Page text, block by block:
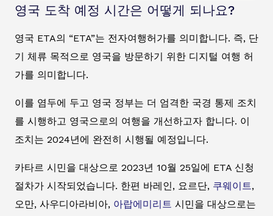
영국 도착 예정 시간은 어떻게 되나요?
영국 ETA의 “ETA”는 전자여행허가를 의미합니다. 즉, 단
기 체류 목적으로 영국을 방문하기 위한 디지털 여행 허
가를 의미합니다.
이를 염두에 두고 영국 정부는 더 엄격한 국경 통제 조치
를 시행하고 영국으로의 여행을 개선하고자 합니다. 이
조치는 2024년에 완전히 시행될 예정입니다.
카타르 시민을 대상으로 2023년 10월 25일에 ETA 신청
절차가 시작되었습니다. 한편 바레인, 요르단, 쿠웨이트,
오만, 사우디아라비아, 아랍에미리트 시민을 대상으로는